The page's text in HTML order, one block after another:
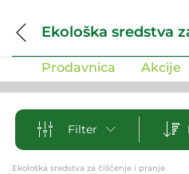
Prodavnica Akcije
Filter
Ekološka sredstva za čišćenje i pranje